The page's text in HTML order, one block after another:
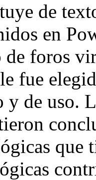
de
en
de foros
fue
y de uso.
que